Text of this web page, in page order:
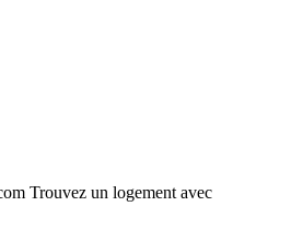
Trouvez un logement avec